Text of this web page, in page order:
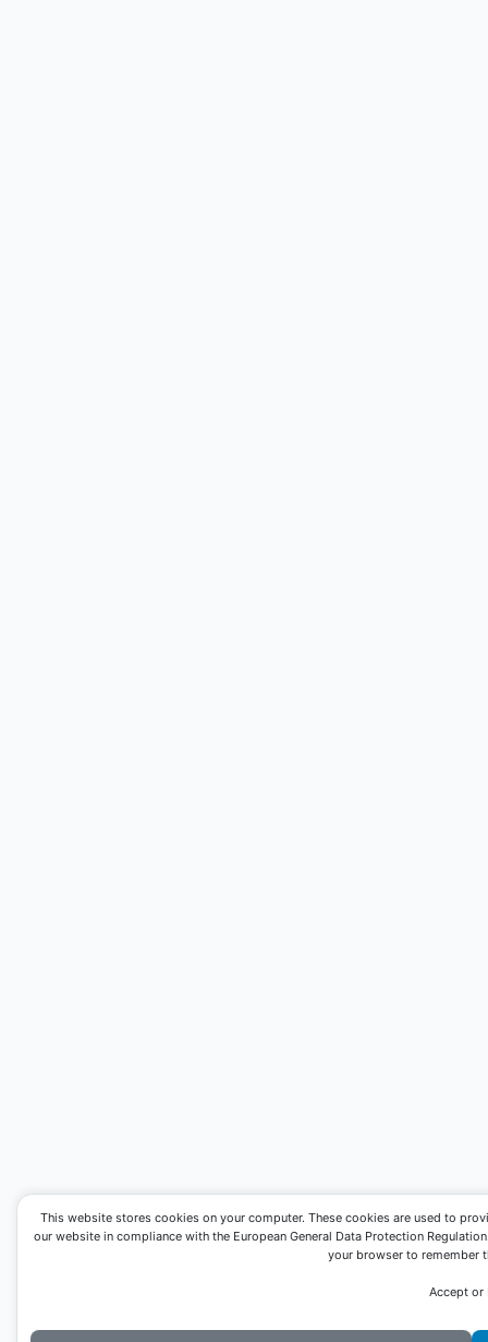
This website stores cookies on your computer. These cookies are used to
our website in compliance with the European General Data Protection
your browser to remember
Accept or